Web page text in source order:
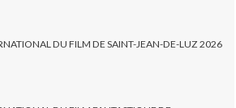
DU FILM DE SAINT-JEAN-DE-LUZ 2026